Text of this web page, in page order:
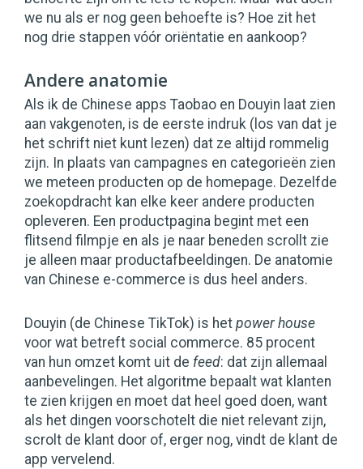
we nu als er nog geen behoefte is? Hoe zit het
nog drie stappen vóór oriëntatie en aankoop?
Andere anatomie
Als ik de Chinese apps Taobao en Douyin laat zien
aan vakgenoten, is de eerste indruk (los van dat je
het schrift niet kunt lezen) dat ze altijd rommelig
zijn. In plaats van campagnes en categorieën zien
we meteen producten op de homepage. Dezelfde
zoekopdracht kan elke keer andere producten
opleveren. Een productpagina begint met een
flitsend filmpje en als je naar beneden scrollt zie
je alleen maar productafbeeldingen. De anatomie
van Chinese e-commerce is dus heel anders.
Douyin (de Chinese TikTok) is het power house
voor wat betreft social commerce. 85 procent
van hun omzet komt uit de feed: dat zijn allemaal
aanbevelingen. Het algoritme bepaalt wat klanten
te zien krijgen en moet dat heel goed doen, want
als het dingen voorschotelt die niet relevant zijn,
scrolt de klant door of, erger nog, vindt de klant de
app vervelend.